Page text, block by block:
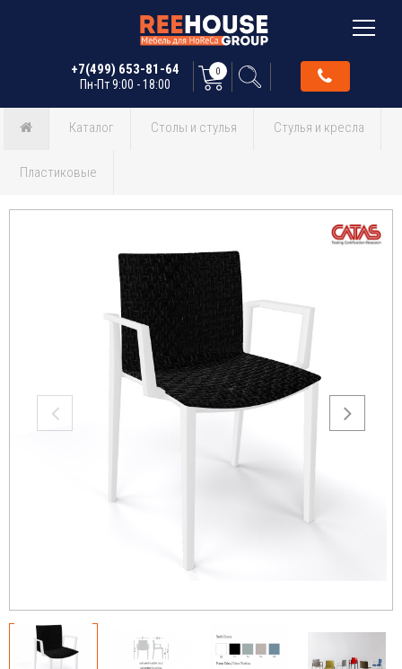
+7(499) 653-81-64
Пн-Пт 9:00 - 18:00
0
Каталог Столы и стулья Стулья и кресла
Пластиковые